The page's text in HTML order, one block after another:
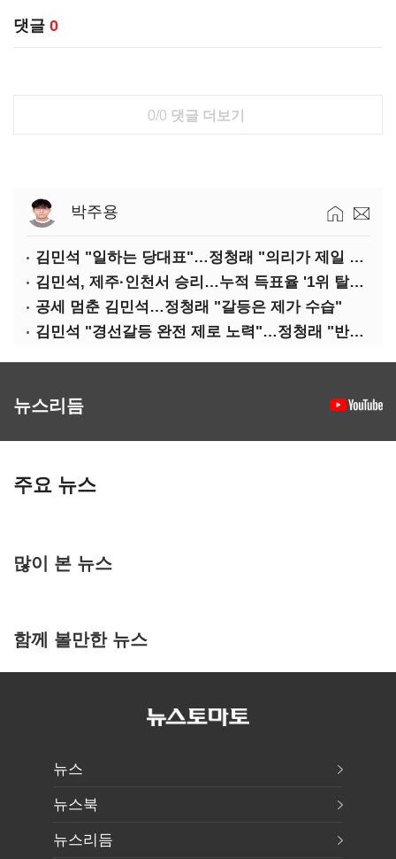
댓글 0
0/0 댓글 더보기
박주용
김민석 "일하는 당대표"…정청래 "의리가 제일 중요"
김민석, 제주·인천서 승리…누적 득표율 '1위 탈환'(종합)
공세 멈춘 김민석…정청래 "갈등은 제가 수습"
김민석 "경선갈등 완전 제로 노력"…정청래 "반명 공세 사과부터"
뉴스리듬
주요 뉴스
많이 본 뉴스
함께 볼만한 뉴스
뉴스
뉴스북
뉴스리듬